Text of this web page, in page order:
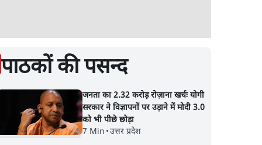
पाठकों की पसन्द
जनता का 2.32 करोड़ रोज़ाना खर्चः योगी
सरकार ने विज्ञापनों पर उड़ाने में मोदी 3.0
को भी पीछे छोड़ा
7 Min •उत्तर प्रदेश